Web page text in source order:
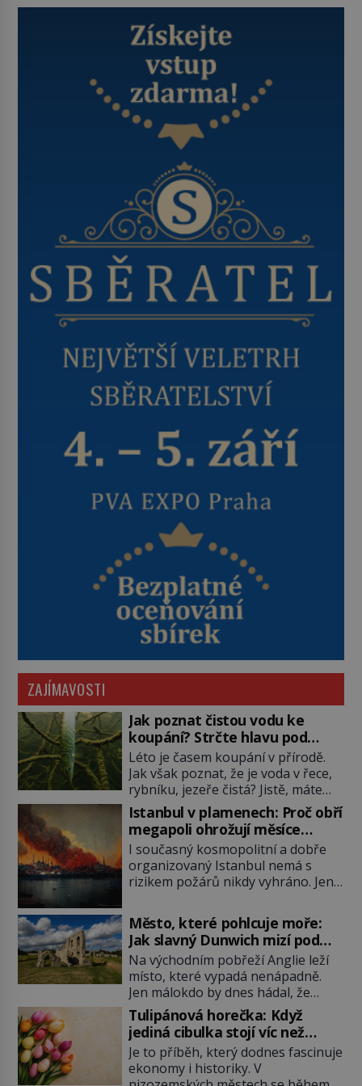
ZAJÍMAVOSTI
Jak poznat čistou vodu ke
koupání? Strčte hlavu pod
hladinu!
Léto je časem koupání v přírodě.
Jak však poznat, že je voda v řece,
rybníku, jezeře čistá? Jistě, máte
možnost využít informace
hygieniků či podrobit křížovému
výslechu provozovatele přírodního
koupaliště. Existuje ale ještě jiná
alternativa. Jaká? Podívat se pod
hladinu a zjistit, kdo si onu
dávno před vámi. Říká se jim
bioindikátory […]
Istanbul v plamenech: Proč obří
megapoli ohrožují měsíce
smaženého lilku?
I současný kosmopolitní a dobře
organizovaný Istanbul nemá s
rizikem požárů nikdy vyhráno. Jen
představit, jaká požární rizika
skrýval Istanbul časů minulých. Jak
čelilo město v minulosti potenciální
ohnivé katastrofě a proč jsou zde
stále tolik obávány měsíce
smaženého lilku? První hasičský
sbor se v Istanbulu objevuje v roce
1714 a […]
Město, které pohlcuje moře:
Jak slavný Dunwich mizí pod
hladinou
Na východním pobřeží Anglie leží
místo, které vypadá nenápadně.
Jen málokdo by dnes hádal, že
právě zde kdysi stojí jeden z
nejvýznamnějších anglických
přístavů. Středověký Dunwich
soupeří svým významem s
Londýnem, pyšní se kostely,
Tulipánová horečka: Když
jediná cibulka stojí víc než
honosný dům
Je to příběh, který dodnes fascinuje
ekonomy i historiky. V